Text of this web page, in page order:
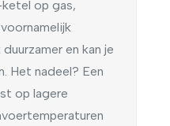
op gas,
en kan je
Het nadeel? Een
op lagere